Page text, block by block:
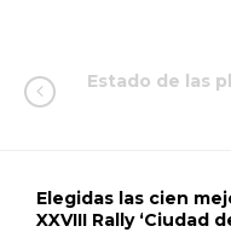
Estado de las
Elegidas las cien
XXVIII Rally ‘Ciudad